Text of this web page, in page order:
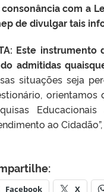
com a
de divulgar tais
Este instrumento
admitidas
situações seja
ao
Facebook X